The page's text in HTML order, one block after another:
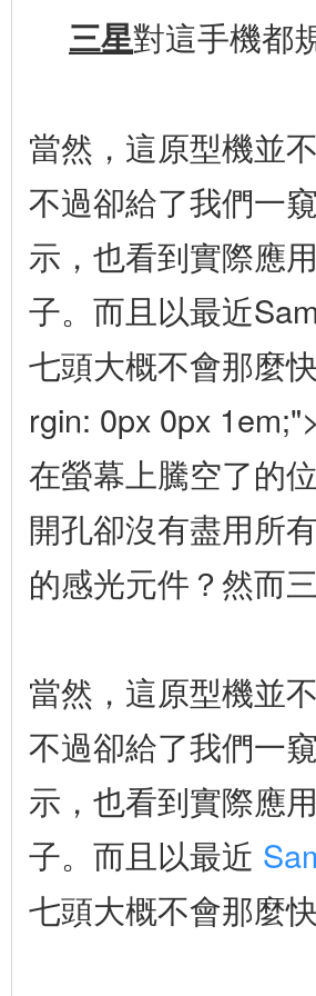
三星對這手機都
當然，這原型機並
不過卻給了我們一
示，也看到實際應
子。而且以最近
七頭大概不會那麼
rgin: 0px 0px 1em;">
在螢幕上騰空了的
開孔卻沒有盡用所
的感光元件？然而
當然，這原型機並
不過卻給了我們一
示，也看到實際應
子。而且以最近
七頭大概不會那麼